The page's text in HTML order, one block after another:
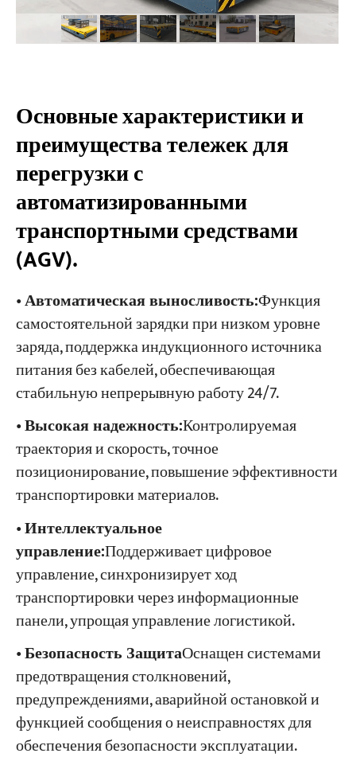
Основные характеристики и
преимущества тележек для
перегрузки с
автоматизированными
транспортными средствами
(AGV).
•Автоматическая выносливость:Функция
самостоятельной зарядки при низком уровне
заряда, поддержка индукционного источника
питания без кабелей, обеспечивающая
стабильную непрерывную работу 24/7.
•Высокая надежность:Контролируемая
траектория и скорость, точное
позиционирование, повышение эффективности
транспортировки материалов.
•Интеллектуальное
управление:Поддерживает цифровое
управление, синхронизирует ход
транспортировки через информационные
панели, упрощая управление логистикой.
•Безопасность ЗащитаОснащен системами
предотвращения столкновений,
предупреждениями, аварийной остановкой и
функцией сообщения о неисправностях для
обеспечения безопасности эксплуатации.